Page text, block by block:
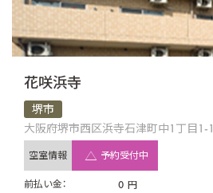
花咲浜寺
堺市
大阪府堺市西区浜寺石津町中1丁目1-1
空室情報 予約受付中
前払い金： 0 円